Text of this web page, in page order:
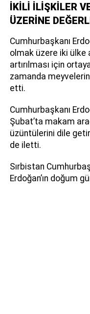
İKİLİ İLİŞKİLER
ÜZERİNE
Cumhurbaşkanı
olmak üzere iki ülke
artırılması için
zamanda
etti.
Cumhurbaşkanı
Şubat’ta makam
üzüntülerini dile
de iletti.
Sırbistan
Erdoğan’ın doğum